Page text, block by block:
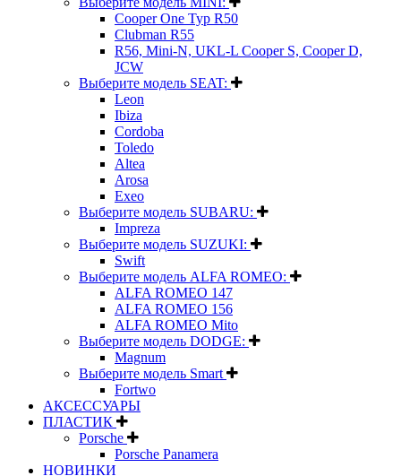
Cooper One Typ R50
Clubman R55
R56, Mini-N, UKL-L Cooper S, Cooper D,
JCW
Выберите модель SEAT:
Leon
Ibiza
Cordoba
Toledo
Altea
Arosa
Exeo
Выберите модель SUBARU:
Impreza
Выберите модель SUZUKI:
Swift
Выберите модель ALFA ROMEO:
ALFA ROMEO 147
ALFA ROMEO 156
ALFA ROMEO Mito
Выберите модель DODGE:
Magnum
Выберите модель Smart
Fortwo
АКСЕССУАРЫ
ПЛАСТИК
Porsche
Porsche Panamera
НОВИНКИ